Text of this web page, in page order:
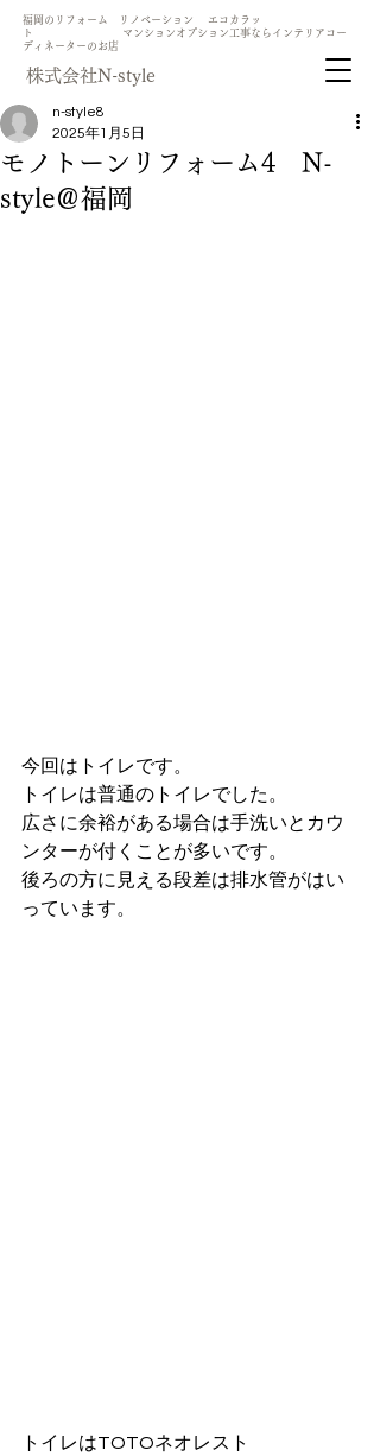
​福岡のリフォーム リノベーション エコカラッ
ト マンションオプション工事ならインテリアコー
ディネーターのお店
​株式会社N-style
モノトーンリフォーム4 N-
style＠福岡
n-style8
2025年1月5日
今回はトイレです。
トイレは普通のトイレでした。
広さに余裕がある場合は手洗いとカウ
ンターが付くことが多いです。
後ろの方に見える段差は排水管がはい
っています。
トイレはTOTOネオレスト